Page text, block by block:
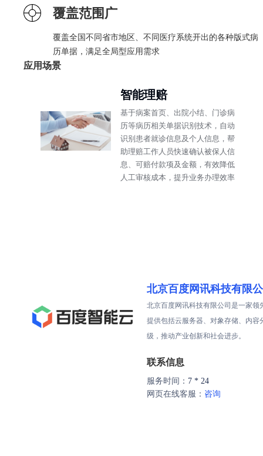
覆盖范围广
覆盖全国不同省市地区、不同医疗系统开出的各种版式病
历单据，满足全局型应用需求
应用场景
智能理赔
基于病案首页、出院小结、门诊病
历等病历相关单据识别技术，自动
识别患者就诊信息及个人信息，帮
助理赔工作人员快速确认被保人信
息、可赔付款项及金额，有效降低
人工审核成本，提升业务办理效率
北京百度网讯科技有限
北京百度网讯科技有限公司是一家
提供包括云服务器、对象存储、内
级，推动产业创新和社会进步。
联系信息
服务时间： 7 * 24
网页在线客服： 咨询